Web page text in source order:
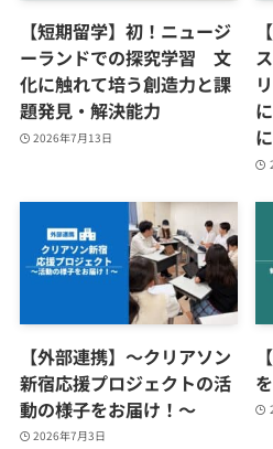
【短期留学】初！ニュージ
ーランドでの探究学習 文
化に触れて培う創造力と課
題発見・解決能力
2026年7月13日
【外部連携】～クリアソン
新宿応援プロジェクトの活
動の様子をお届け！～
2026年7月3日